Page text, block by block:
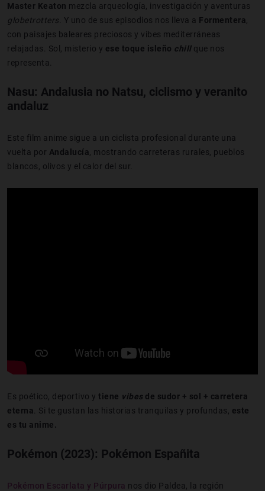
Master Keaton mezcla arqueología, investigación y aventuras
globetrotters . Y uno de sus episodios nos lleva a Formentera
con paisajes baleares preciosos y vibes mediterráneas
relajadas. Sol, misterio y ese toque isleño chill que nos
representa.
Nasu: Andalusia no Natsu, ciclismo y veranito
andaluz
Este film anime sigue a un ciclista profesional durante una
vuelta por Andalucía , mostrando carreteras rurales, pueblos
blancos, olivos y el calor del sur.
Es poético, deportivo y tiene vibes de sudor + sol + carretera
eterna . Si te gustan las historias tranquilas y profundas, este
es tu anime.
Pokémon (2023): Pokémon Españita
Pokémon Escarlata y Púrpura nos dio Paldea, la región